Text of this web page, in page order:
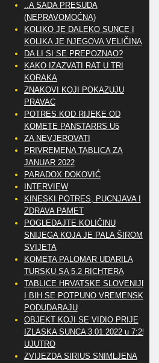
..A SADA PRESUDA
(NEPRAVOMOĆNA)
KOLIKO JE DALEKO SUNCE I
KOLIKA JE NJEGOVA VELIČINA
DA LI SI SE PREPOZNAO?
KAKO IZAZVATI RAT U TRI
KORAKA
ZNAKOVI KOJI POKAZUJU
PRAVAC
POTRES KOD RIJEKE OD
KOMETE PANSTARRS U5
ZA NEVJEROVATI
PRIVREMENA TABLICA ZA
JANUAR 2022
PARADOX ĐOKOVIĆ
INTERVIEW
KINESKI POTRES, PUCNJAVA I
ZDRAVA PAMET
POGLEDAJTE KOLIČINU
SNIJEGA KOJA JE PALA ŠIROM
SVIJETA
KOMETA PALOMAR UDARILA
TURSKU SA 5.2 RICHTERA
TABLICE HRVATSKE SLOVENIJE
I BIH SE POTPUNO VREMENSKI
PODUDARAJU
OBJEKT KOJI SE VIDIO PRIJE
IZLASKA SUNCA 3.01.2022 u 7:25
UJUTRO
ZVIJEZDA SIRIUS SNIMLJENA